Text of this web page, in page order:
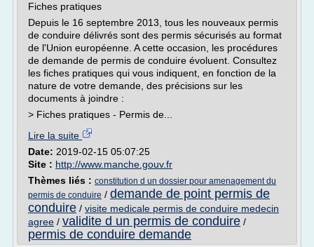
Fiches pratiques
Depuis le 16 septembre 2013, tous les nouveaux permis
de conduire délivrés sont des permis sécurisés au format
de l'Union européenne. A cette occasion, les procédures
de demande de permis de conduire évoluent. Consultez
les fiches pratiques qui vous indiquent, en fonction de la
nature de votre demande, des précisions sur les
documents à joindre :
> Fiches pratiques - Permis de...
Lire la suite
Date: 2019-02-15 05:07:25
Site : http://www.manche.gouv.fr
Thèmes liés : constitution d un dossier pour amenagement du
permis de conduire / demande de point permis de
conduire / visite medicale permis de conduire medecin
agree / validite d un permis de conduire /
permis de conduire demande